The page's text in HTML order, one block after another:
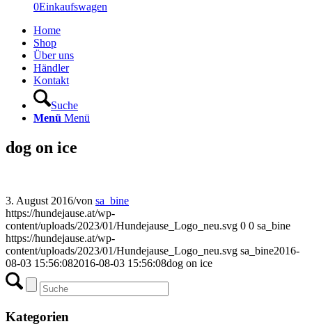
0Einkaufswagen
Home
Shop
Über uns
Händler
Kontakt
Suche
Menü Menü
dog on ice
3. August 2016/von sa_bine
https://hundejause.at/wp-
content/uploads/2023/01/Hundejause_Logo_neu.svg 0 0 sa_bine
https://hundejause.at/wp-
content/uploads/2023/01/Hundejause_Logo_neu.svg sa_bine2016-
08-03 15:56:082016-08-03 15:56:08dog on ice
Kategorien